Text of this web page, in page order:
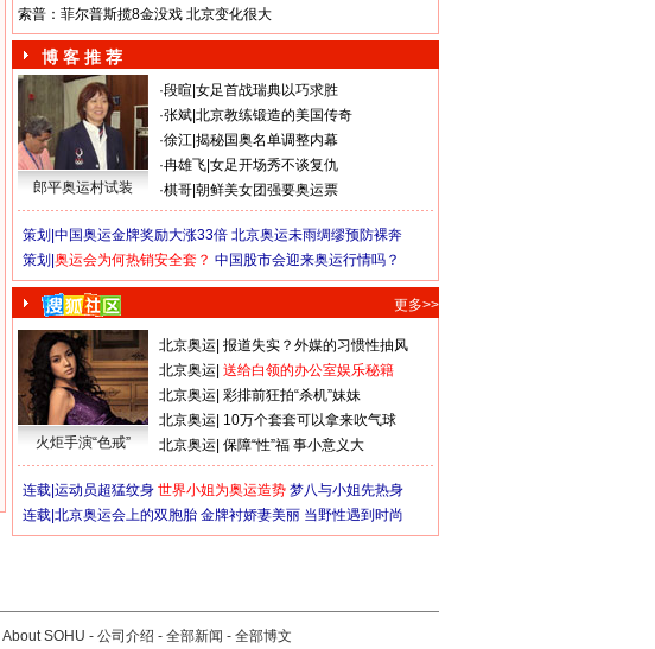
索普：菲尔普斯揽8金没戏 北京变化很大
博 客 推 荐
郎平奥运村试装
·段暄 女足首战瑞典以巧求胜
·张斌 北京教练锻造的美国传奇
·徐江 揭秘国奥名单调整内幕
·冉雄飞 女足开场秀不谈复仇
·棋哥 朝鲜美女团强要奥运票
策划| 中国奥运金牌奖励大涨33倍 北京奥运未雨绸缪预防裸奔
策划| 奥运会为何热销安全套？ 中国股市会迎来奥运行情吗？
更多>>
火炬手演“色戒”
北京奥运 报道失实？外媒的习惯性抽风
北京奥运 送给白领的办公室娱乐秘籍
北京奥运 彩排前狂拍“杀机”妹妹
北京奥运 10万个套套可以拿来吹气球
北京奥运 保障“性”福 事小意义大
连载| 运动员超猛纹身 世界小姐为奥运造势 梦八与小姐先热身
连载| 北京奥运会上的双胞胎 金牌衬娇妻美丽 当野性遇到时尚
About SOHU - 公司介绍 - 全部新闻 - 全部博文